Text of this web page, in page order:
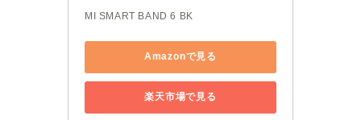
MI SMART BAND 6 BK
Amazonで見る
楽天市場で見る